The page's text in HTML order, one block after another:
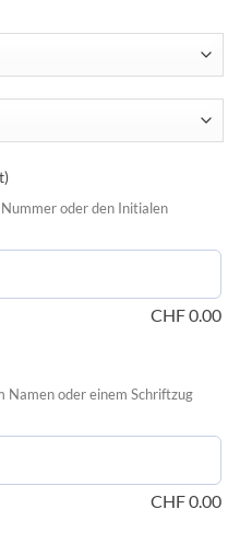
oder den Initialen
CHF0.00
Namen oder einem Schriftzug
CHF0.00